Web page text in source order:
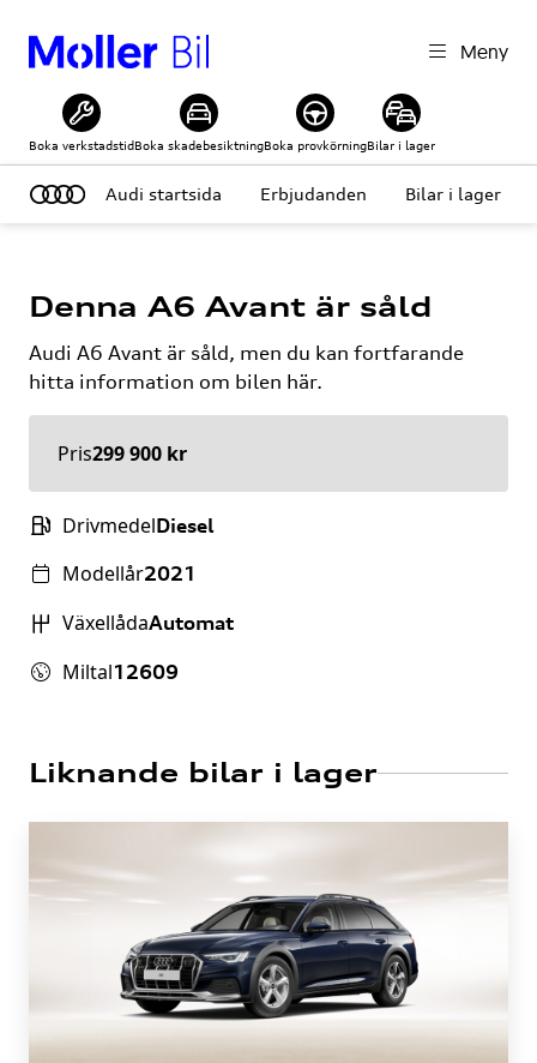
Meny
Boka verkstadstidBoka skadebesiktningBoka provkörningBilar i lager
Audi startsida Erbjudanden Bilar i lager
Denna A6 Avant är såld
Audi A6 Avant är såld, men du kan fortfarande
hitta information om bilen här.
Pris299 900 kr
DrivmedelDiesel
Modellår2021
VäxellådaAutomat
Miltal12609
Liknande bilar i lager